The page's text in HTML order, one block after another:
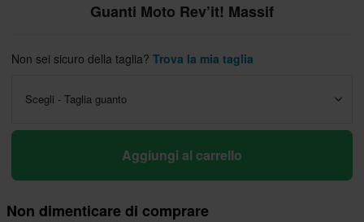
Guanti Moto Rev’it! Massif
Non sei sicuro della taglia? Trova la mia taglia
Scegli - Taglia guanto
Aggiungi al carrello
Non dimenticare di comprare